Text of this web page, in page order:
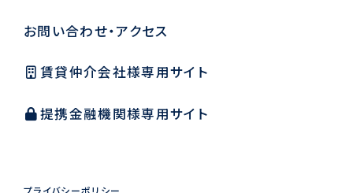
お問い合わせ・アクセス
賃貸仲介会社様専用サイト
提携金融機関様専用サイト